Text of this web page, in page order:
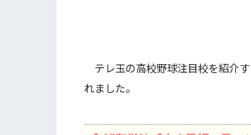
テレ玉の高校野球注目校を紹介
れました。